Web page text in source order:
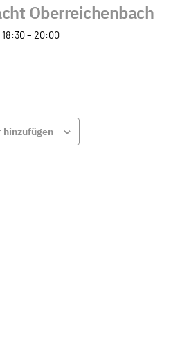
Oberreichenbach
– 20:00
hinzufügen